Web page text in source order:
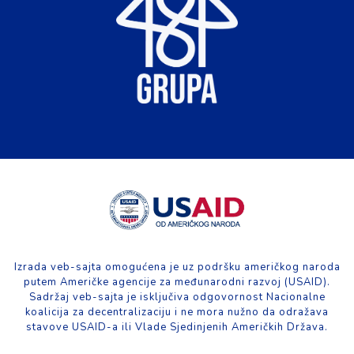
Izrada veb-sajta omogućena je uz podršku američkog naroda
putem Američke agencije za međunarodni razvoj (USAID).
Sadržaj veb-sajta je isključiva odgovornost Nacionalne
koalicija za decentralizaciju i ne mora nužno da odražava
stavove USAID-a ili Vlade Sjedinjenih Američkih Država.